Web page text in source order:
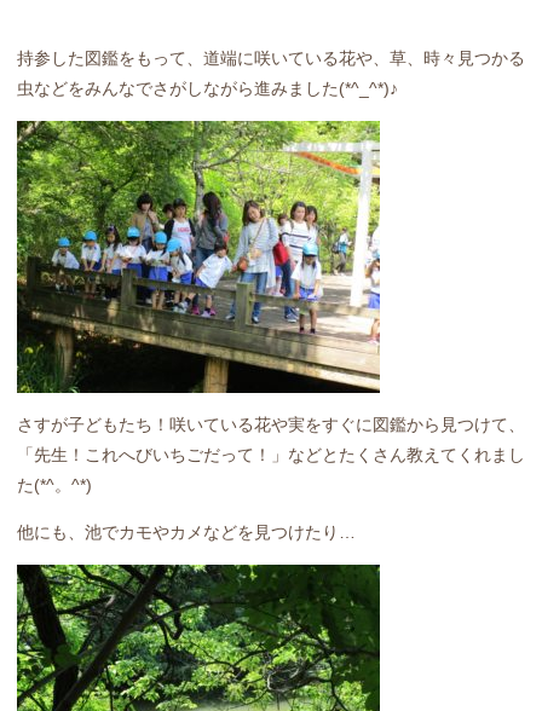
持参した図鑑をもって、道端に咲いている花や、草、時々見つかる
虫などをみんなでさがしながら進みました(*^_^*)♪
さすが子どもたち！咲いている花や実をすぐに図鑑から見つけて、
「先生！これへびいちごだって！」などとたくさん教えてくれまし
た(*^。^*)
他にも、池でカモやカメなどを見つけたり…